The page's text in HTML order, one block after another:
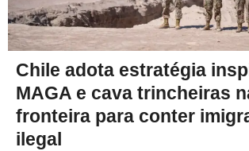
Chile adota estratégia
MAGA e cava trincheiras
fronteira para conter
ilegal